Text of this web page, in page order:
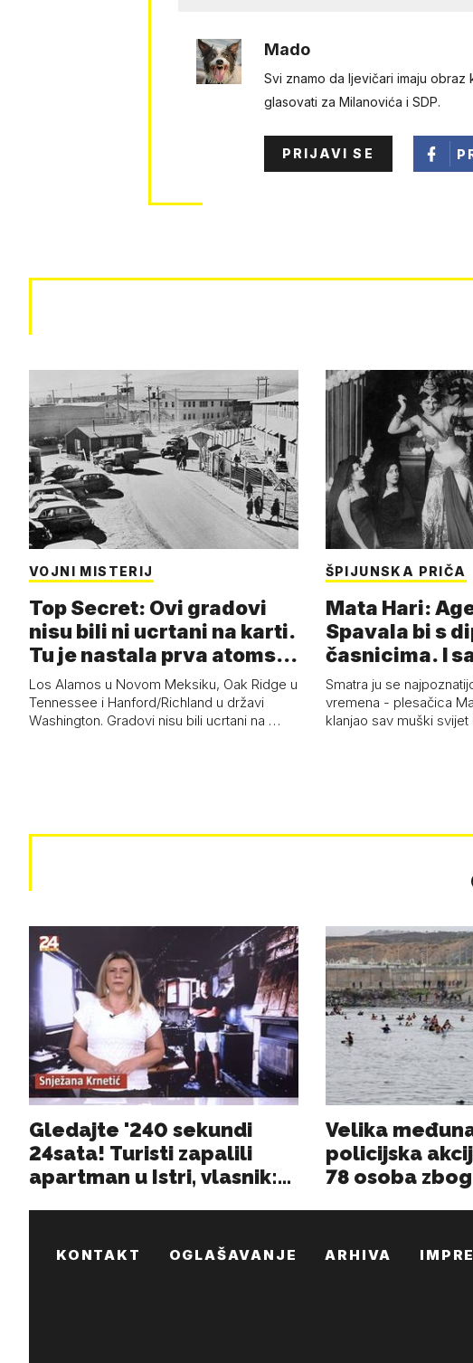
Mado
Svi znamo da ljevičari imaju
glasovati za Milanovića i SDP.
PRIJAVI SE
VOJNI MISTERIJ
Top Secret: Ovi gradovi
nisu bili ni ucrtani na karti.
Tu je nastala prva atoms…
Los Alamos u Novom Meksiku, Oak Ridge u
Tennessee i Hanford/Richland u državi
Washington. Gradovi nisu bili ucrtani na …
ŠPIJUNSKA PRIČA
Mata Hari:
Spavala bi s
časnicima. I
Smatra ju se
vremena - plesačica
klanjao sav muški
KONTAKT OGLAŠAVANJE ARHIVA